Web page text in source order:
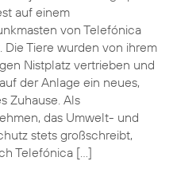
auf einem
von Telefónica
Die Tiere wurden von ihrem
Nistplatz vertrieben und
der Anlage ein neues,
Zuhause. Als
das Umwelt- und
stets großschreibt,
Telefónica […]